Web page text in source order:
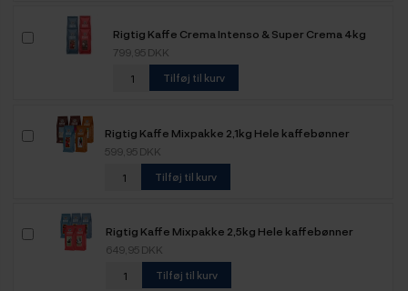
Rigtig Kaffe Crema Intenso & Super Crema 4kg
Hele kaffebønner
799,95 DKK
Tilføj til kurv
Rigtig Kaffe Mixpakke 2,1kg Hele kaffebønner
599,95 DKK
Tilføj til kurv
Rigtig Kaffe Mixpakke 2,5kg Hele kaffebønner
649,95 DKK
Tilføj til kurv